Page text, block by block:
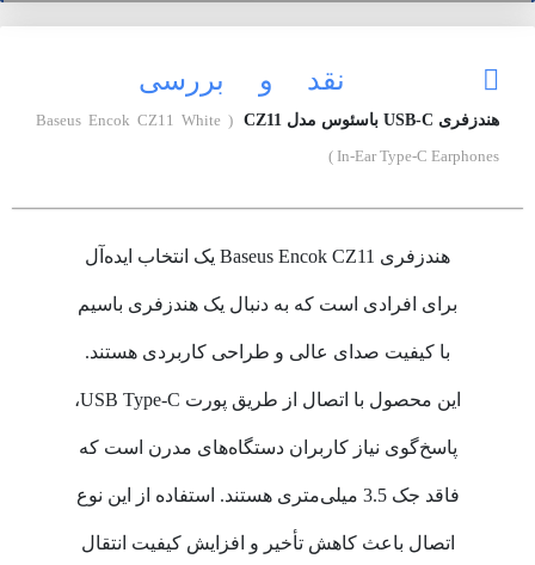
نقد و بررسی
هندزفری USB-C باسئوس مدل CZ11
( Baseus Encok CZ11 White
In-Ear Type-C Earphones )
هندزفری Baseus Encok CZ11 یک انتخاب ایده‌آل
برای افرادی است که به دنبال یک هندزفری باسیم
با کیفیت صدای عالی و طراحی کاربردی هستند.
این محصول با اتصال از طریق پورت USB Type-C،
پاسخ‌گوی نیاز کاربران دستگاه‌های مدرن است که
فاقد جک 3.5 میلی‌متری هستند. استفاده از این نوع
اتصال باعث کاهش تأخیر و افزایش کیفیت انتقال